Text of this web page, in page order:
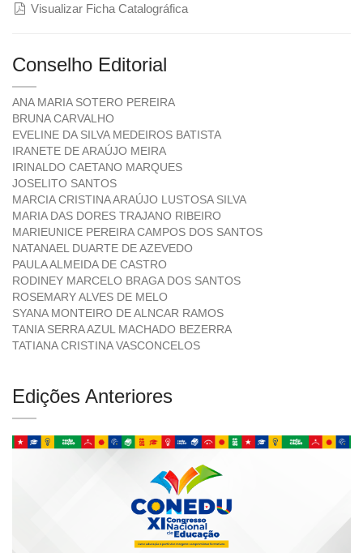
Visualizar Ficha Catalográfica
Conselho Editorial
ANA MARIA SOTERO PEREIRA
BRUNA CARVALHO
EVELINE DA SILVA MEDEIROS BATISTA
IRANETE DE ARAÚJO MEIRA
IRINALDO CAETANO MARQUES
JOSELITO SANTOS
MARCIA CRISTINA ARAÚJO LUSTOSA SILVA
MARIA DAS DORES TRAJANO RIBEIRO
MARIEUNICE PEREIRA CAMPOS DOS SANTOS
NATANAEL DUARTE DE AZEVEDO
PAULA ALMEIDA DE CASTRO
RODINEY MARCELO BRAGA DOS SANTOS
ROSEMARY ALVES DE MELO
SYANA MONTEIRO DE ALNCAR RAMOS
TANIA SERRA AZUL MACHADO BEZERRA
TATIANA CRISTINA VASCONCELOS
Edições Anteriores